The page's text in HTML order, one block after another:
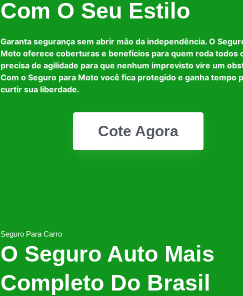
Com O Seu Estilo
Garanta segurança sem abrir mão da independência. O
Moto oferece coberturas e benefícios para quem roda todos
precisa de agilidade para que nenhum imprevisto vire um
Com o Seguro para Moto você fica protegido e ganha tempo
curtir sua liberdade.
Cote Agora
Seguro Para Carro
O Seguro Auto Mais
Completo Do Brasil